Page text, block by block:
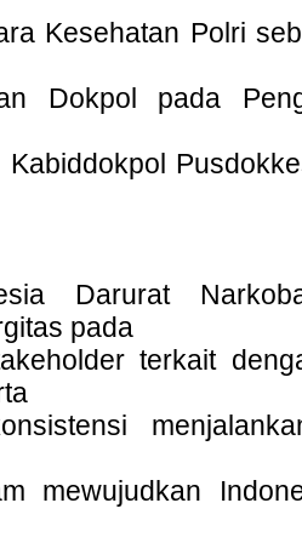
Kesehatan Polri
Dokpol pada
Darurat
pada
terkait
mewujudkan